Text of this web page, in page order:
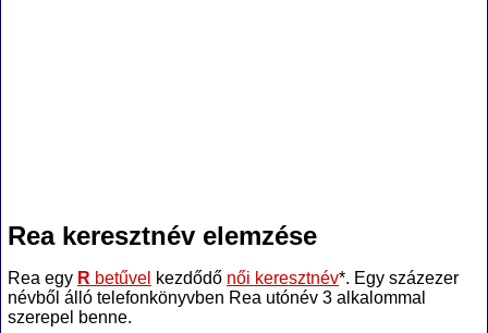
Rea keresztnév elemzése
Rea egy R betűvel kezdődő női keresztnév*. Egy százezer
névből álló telefonkönyvben Rea utónév 3 alkalommal
szerepel benne.